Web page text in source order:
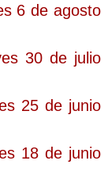
6 de agosto
30 de julio
25 de junio
18 de junio